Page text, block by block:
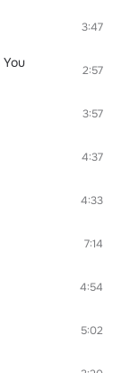
3:47
2:57
3:57
4:37
4:33
7:14
4:54
5:02